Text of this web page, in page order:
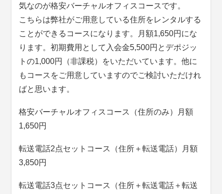
気なのが格安バーチャルオフィスコースです。
こちらは弊社がご用意している住所をレンタルする
ことができるコースになります。月額1,650円にな
ります。初期費用として入会金5,500円とデポジッ
トの1,000円（非課税）をいただいています。他に
もコースをご用意していますのでご検討いただけれ
ばと思います。
格安バーチャルオフィスコース（住所のみ）月額
1,650円
転送電話2点セットコース（住所＋転送電話）月額
3,850円
転送電話3点セットコース（住所＋転送電話＋転送